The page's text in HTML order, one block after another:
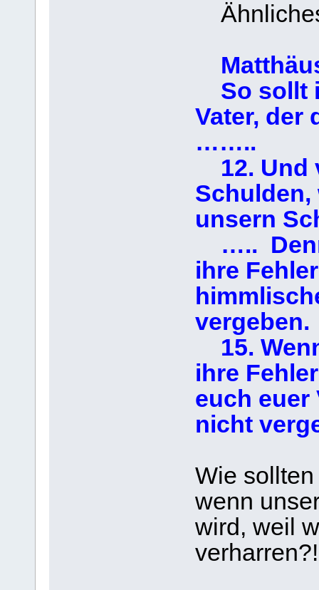
So sollt
Vater, der
……..
12. Und
Schulden,
unsern
…..
ihre
vergeben.
15.
ihre
euch euer
nicht
Wie
wenn
wird, weil
verharren?!